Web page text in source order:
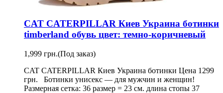
CAT CATERPILLAR Киев Украина ботинки
timberland обувь цвет: темно-коричневый
1,999 грн.(Под заказ)
CAT CATERPILLAR Киев Украина ботинки Цена 1299
грн. Ботинки унисекс — для мужчин и женщин!
Размерная сетка: 36 размер = 23 см. длина стопы 37